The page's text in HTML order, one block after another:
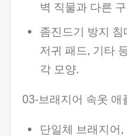
벽 직물과 다른
좀진드기 방지 침
저귀 패드, 기타
각 모양.
03-브래지어 속옷 애
단일체 브래지어